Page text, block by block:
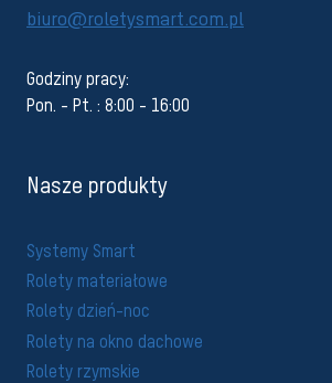
biuro@roletysmart.com.pl
Godziny pracy:
Pon. - Pt. : 8:00 - 16:00
Nasze produkty
Systemy Smart
Rolety materiałowe
Rolety dzień-noc
Rolety na okno dachowe
Rolety rzymskie